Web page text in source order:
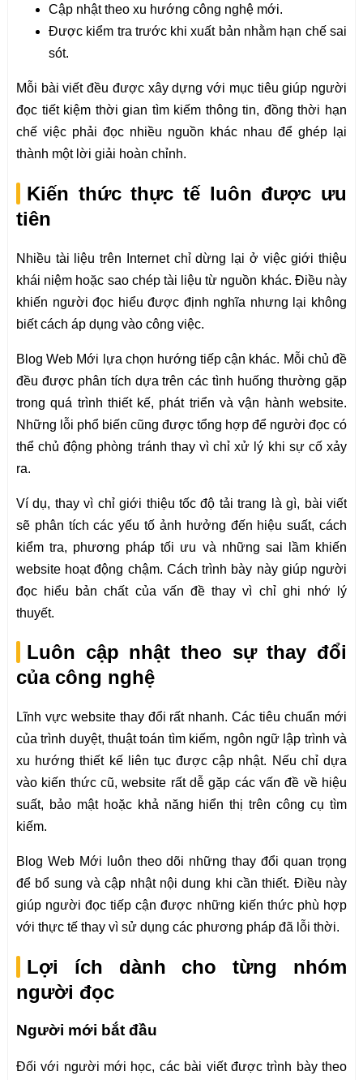
Cập nhật theo xu hướng công nghệ mới.
Được kiểm tra trước khi xuất bản nhằm hạn chế sai
sót.
Mỗi bài viết đều được xây dựng với mục tiêu giúp người
đọc tiết kiệm thời gian tìm kiếm thông tin, đồng thời hạn
chế việc phải đọc nhiều nguồn khác nhau để ghép lại
thành một lời giải hoàn chỉnh.
Kiến thức thực tế luôn được ưu
tiên
Nhiều tài liệu trên Internet chỉ dừng lại ở việc giới thiệu
khái niệm hoặc sao chép tài liệu từ nguồn khác. Điều này
khiến người đọc hiểu được định nghĩa nhưng lại không
biết cách áp dụng vào công việc.
Blog Web Mới lựa chọn hướng tiếp cận khác. Mỗi chủ đề
đều được phân tích dựa trên các tình huống thường gặp
trong quá trình thiết kế, phát triển và vận hành website.
Những lỗi phổ biến cũng được tổng hợp để người đọc có
thể chủ động phòng tránh thay vì chỉ xử lý khi sự cố xảy
ra.
Ví dụ, thay vì chỉ giới thiệu tốc độ tải trang là gì, bài viết
sẽ phân tích các yếu tố ảnh hưởng đến hiệu suất, cách
kiểm tra, phương pháp tối ưu và những sai lầm khiến
website hoạt động chậm. Cách trình bày này giúp người
đọc hiểu bản chất của vấn đề thay vì chỉ ghi nhớ lý
thuyết.
Luôn cập nhật theo sự thay đổi
của công nghệ
Lĩnh vực website thay đổi rất nhanh. Các tiêu chuẩn mới
của trình duyệt, thuật toán tìm kiếm, ngôn ngữ lập trình và
xu hướng thiết kế liên tục được cập nhật. Nếu chỉ dựa
vào kiến thức cũ, website rất dễ gặp các vấn đề về hiệu
suất, bảo mật hoặc khả năng hiển thị trên công cụ tìm
kiếm.
Blog Web Mới luôn theo dõi những thay đổi quan trọng
để bổ sung và cập nhật nội dung khi cần thiết. Điều này
giúp người đọc tiếp cận được những kiến thức phù hợp
với thực tế thay vì sử dụng các phương pháp đã lỗi thời.
Lợi ích dành cho từng nhóm
người đọc
Người mới bắt đầu
Đối với người mới học, các bài viết được trình bày theo